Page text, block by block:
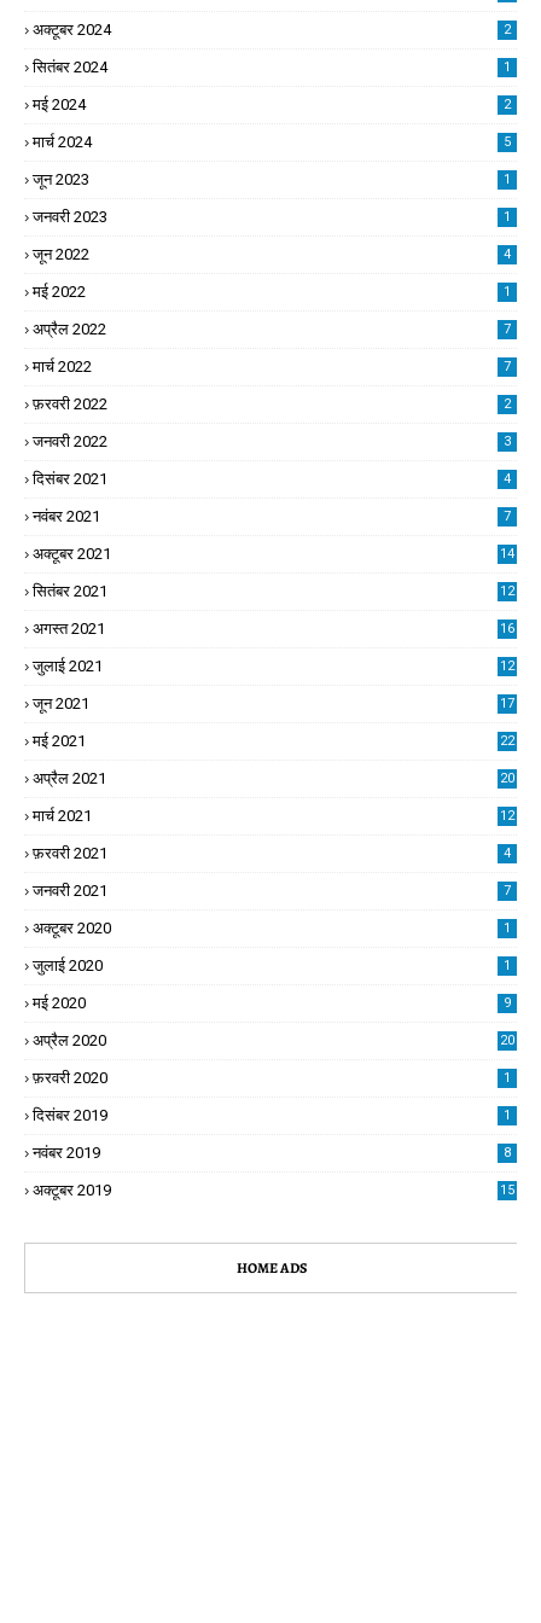
अक्टूबर 2024 2
सितंबर 2024 1
मई 2024 2
मार्च 2024 5
जून 2023 1
जनवरी 2023 1
जून 2022 4
मई 2022 1
अप्रैल 2022 7
मार्च 2022 7
फ़रवरी 2022 2
जनवरी 2022 3
दिसंबर 2021 4
नवंबर 2021 7
अक्टूबर 2021 14
सितंबर 2021 12
अगस्त 2021 16
जुलाई 2021 12
जून 2021 17
मई 2021 22
अप्रैल 2021 20
मार्च 2021 12
फ़रवरी 2021 4
जनवरी 2021 7
अक्टूबर 2020 1
जुलाई 2020 1
मई 2020 9
अप्रैल 2020 20
फ़रवरी 2020 1
दिसंबर 2019 1
नवंबर 2019 8
अक्टूबर 2019 15
HOME ADS